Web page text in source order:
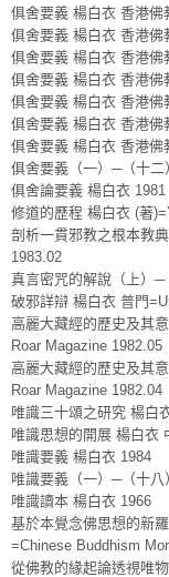
俱舍要義 楊白衣 香港佛
俱舍要義 楊白衣 香港佛
俱舍要義 楊白衣 香港佛
俱舍要義 楊白衣 香港佛
俱舍要義 楊白衣 香港佛
俱舍要義 楊白衣 香港佛
俱舍要義 楊白衣 香港佛
俱舍要義（一）─（十二
俱舍論要義 楊白衣 1981
修道的歷程 楊白衣 (著
剖析一貫邪教之根本教
1983.02
真言密咒的解說（上）
破邪詳辯 楊白衣 普門
高麗大藏經的歷史及其
Roar Magazine 1982.05
高麗大藏經的歷史及其
Roar Magazine 1982.04
唯識三十頌之研究 楊白
唯識思想的開展 楊白衣
唯識要義 楊白衣 1984
唯識要義（一）─（十
唯識讀本 楊白衣 1966
基於本覺念佛思想的新
=Chinese Buddhism
從佛教的緣起論透視唯